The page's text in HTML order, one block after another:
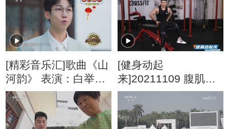
[精彩音乐汇]歌曲《山
河韵》 表演：白举纲
斯丹曼簇
[健身动起
来]20211109 腹肌训
练